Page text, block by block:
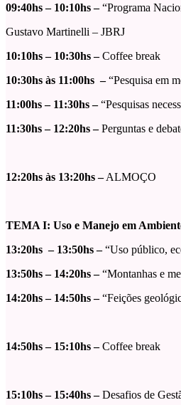
09:40hs – 10:10hs –“Programa
Gustavo Martinelli – JBRJ
10:10hs – 10:30hs –Coffee break
10:30hs às 11:00hs –“Pesquisa em
11:00hs – 11:30hs –“Pesquisas
11:30hs – 12:20hs –Perguntas e
12:20hs às 13:20hs –ALMOÇO
TEMA I: Uso e Manejo em
13:20hs – 13:50hs –“Uso público,
13:50hs – 14:20hs –“Montanhas e
14:20hs – 14:50hs –“Feições
14:50hs – 15:10hs –Coffee break
15:10hs – 15:40hs –Desafios de